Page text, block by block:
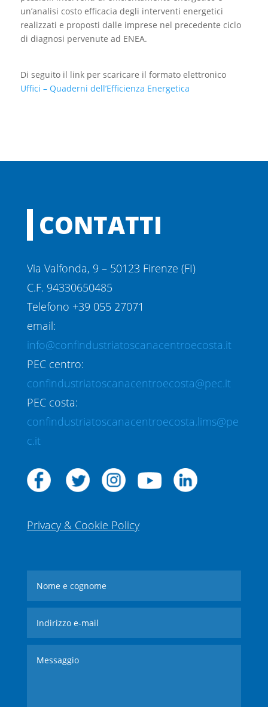
un’analisi costo efficacia degli interventi energetici
realizzati e proposti dalle imprese nel precedente ciclo
di diagnosi pervenute ad ENEA.
Di seguito il link per scaricare il formato elettronico
Uffici – Quaderni dell’Efficienza Energetica
CONTATTI
Via Valfonda, 9 – 50123 Firenze (FI)
C.F. 94330650485
Telefono +39 055 27071
email:
info@confindustriatoscanacentroecosta.it
PEC centro:
confindustriatoscanacentroecosta@pec.it
PEC costa:
confindustriatoscanacentroecosta.lims@pe
c.it
Privacy & Cookie Policy